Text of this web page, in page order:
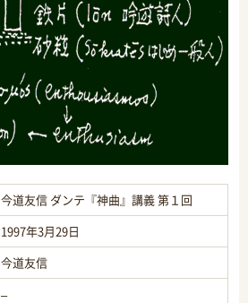
今道友信 ダンテ『神曲』講義 第１回
1997年3月29日
今道友信
–